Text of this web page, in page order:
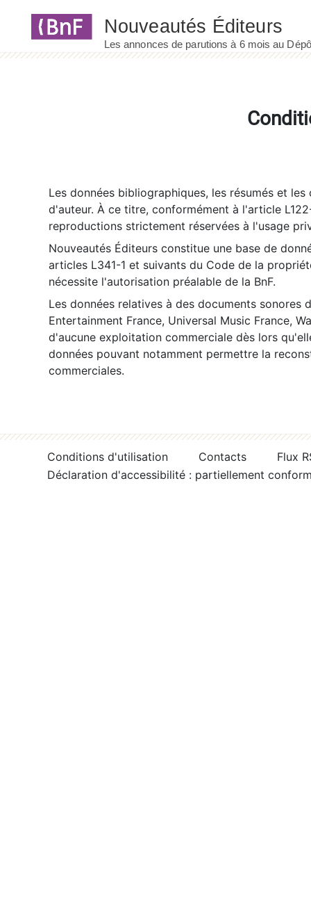
Les données bibliographiques, les résumés et
d'auteur. À ce titre, conformément à l'article
reproductions strictement réservées à l'usage
Nouveautés Éditeurs constitue une base de
articles L341-1 et suivants du Code de la
nécessite l'autorisation préalable de la BnF.
Les données relatives à des documents sonores
Entertainment France, Universal Music France,
d'aucune exploitation commerciale dès lors
données pouvant notamment permettre la
commerciales.
Conditions d'utilisation Contacts
Flux
Déclaration d'accessibilité : partiellement